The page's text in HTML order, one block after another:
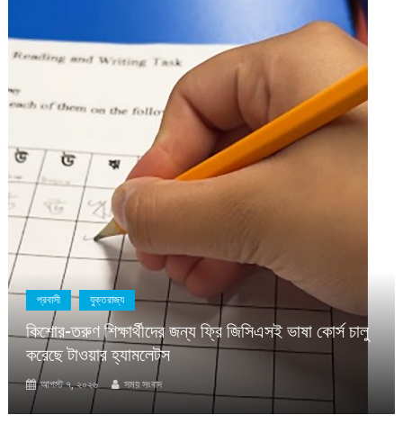
ফ্রি জিসিএসই ভাষা কোর্স চালু
যুক্তরাজ্য
বৃহস্পতিবার পবিত্র উমরাহ
টিভি উপস্থাপক শাইখ আবু